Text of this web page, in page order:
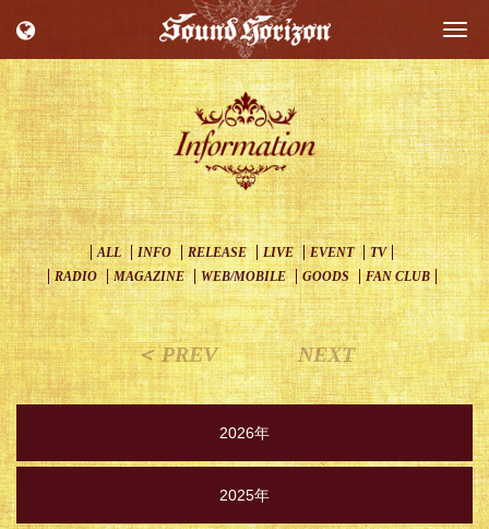
ALL INFO RELEASE LIVE EVENT
TV
RADIO
MAGAZINE WEB/MOBILE GOODS FAN CLUB
＜ PREV NEXT
2026年
2025年